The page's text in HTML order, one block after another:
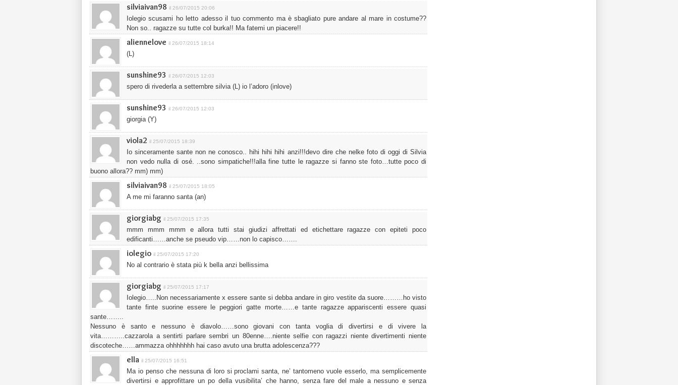
silviaivan98 il 26/07/2015 20:06
Iolegio scusami ho letto adesso il tuo commento ma è sbagliato pure andare al mare in costume??
Non so.. ragazze su tutte col burka!! Ma fatemi un piacere!!
aliennelove il 26/07/2015 18:14
(L)
sunshine93 il 26/07/2015 12:03
spero di rivederla a settembre silvia (L) io l’adoro (inlove)
sunshine93 il 26/07/2015 12:03
giorgia (Y)
viola2 il 25/07/2015 18:39
Io sinceramente sante non ne conosco.. hihi hihi hihi anzi!!!devo dire che nelke foto di oggi di Silvia
non vedo nulla di osé. ..sono simpatiche!!!alla fine tutte le ragazze si fanno ste foto…tutte poco di
buono allora?? mm) mm)
silviaivan98 il 25/07/2015 18:05
A me mi faranno santa (an)
giorgiabg il 25/07/2015 17:35
mmm mmm mmm e allora tutti stai giudizi affrettati ed etichettare ragazze con epiteti poco
edificanti……anche se pseudo vip……non lo capisco…….
iolegio il 25/07/2015 17:20
No al contrario è stata più k bella anzi bellissima
giorgiabg il 25/07/2015 17:17
Iolegio…..Non necessariamente x essere sante si debba andare in giro vestite da suore………ho visto
tante finte suorine essere le peggiori gatte morte……e tante ragazze appariscenti essere quasi
sante……..
Nessuno è santo e nessuno è diavolo……sono giovani con tanta voglia di divertirsi e di vivere la
vita………..cazzarola a sentirti parlare sembri un 80enne….niente selfie con ragazzi niente divertimenti niente
discoteche……ammazza ohhhhhhh hai caso avuto una brutta adolescenza???
ella il 25/07/2015 16:51
Ma io penso che nessuna di loro si proclami santa, ne’ tantomeno vuole esserlo, ma semplicemente
divertirsi e approfittare un po della vusibilita’ che hanno, senza fare del male a nessuno e senza